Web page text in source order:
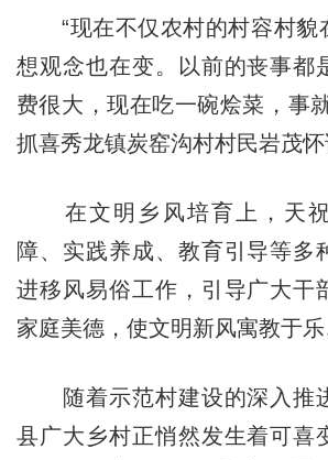
“现在不仅农村的村容村貌
想观念也在变。以前的丧事都
费很大，现在吃一碗烩菜，事
抓喜秀龙镇炭窑沟村村民岩茂怀
在文明乡风培育上，天祝
障、实践养成、教育引导等多
进移风易俗工作，引导广大干
家庭美德，使文明新风寓教于乐
随着示范村建设的深入推
县广大乡村正悄然发生着可喜